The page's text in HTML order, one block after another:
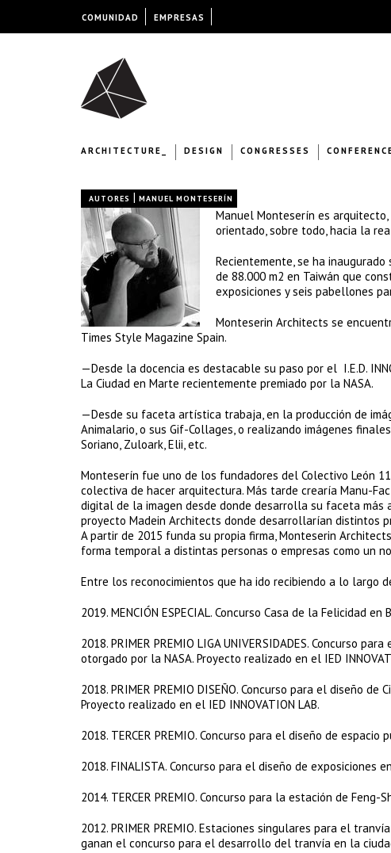
ARCHITECTURE_ DESIGN CONGRESSES
AUTORES | MANUEL MONTESERÍN
Manuel Monteserín es
orientado, sobre todo, hacia la
Recientemente, se ha inaugurado
de 88.000 m2 en Taiwán que
exposiciones y seis pabellones
Monteserin Architects se
Times Style Magazine Spain.
—Desde la docencia es destacable su paso por el I.E.D.
La Ciudad en Marte recientemente premiado por la NASA.
—Desde su faceta artística trabaja, en la producción de
Animalario, o sus Gif-Collages, o realizando imágenes
Soriano, Zuloark, Elii, etc.
Monteserín fue uno de los fundadores del Colectivo León
colectiva de hacer arquitectura. Más tarde crearía Manu-
digital de la imagen desde donde desarrolla su faceta
proyecto Madein Architects donde desarrollarían distintos
A partir de 2015 funda su propia firma, Monteserin
forma temporal a distintas personas o empresas como un
Entre los reconocimientos que ha ido recibiendo a lo largo
​2019. MENCIÓN ESPECIAL. Concurso Casa de la Felicidad en
​2018. PRIMER PREMIO LIGA UNIVERSIDADES. Concurso
otorgado por la NASA. Proyecto realizado en el IED
​2018. PRIMER PREMIO DISEÑO. Concurso para el diseño
Proyecto realizado en el IED INNOVATION LAB.
​2018. TERCER PREMIO. Concurso para el diseño de espacio
​2018. FINALISTA. Concurso para el diseño de exposiciones
​2014. TERCER PREMIO. Concurso para la estación de Feng-
​2012. PRIMER PREMIO. Estaciones singulares para el
ganan el concurso para el desarrollo del tranvía en la
COMUNIDAD EMPRESAS